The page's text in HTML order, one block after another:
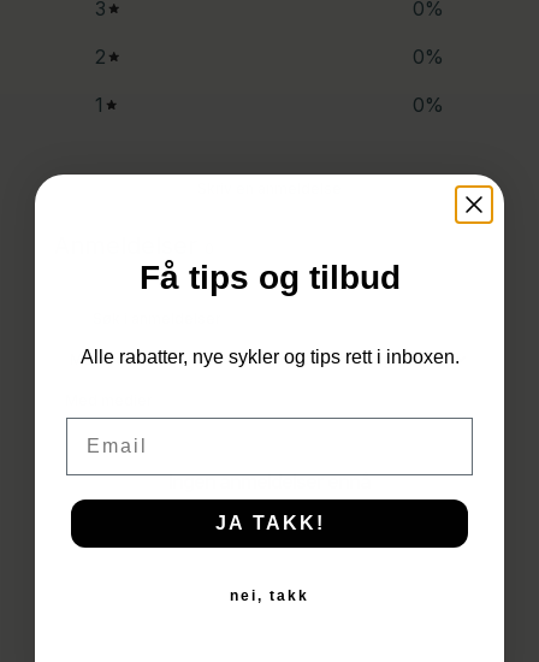
Du har ingen produkter i
handlekurven.
3
0%
2
0%
1
0%
Ingen anmeldelser ennå
Få tips og tilbud
Alle rabatter, nye sykler og tips rett i inboxen.
JA TAKK!
nei, takk